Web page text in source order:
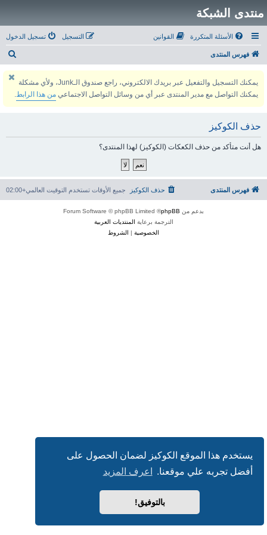
يستخدم هذا الموقع الكوكيز لضمان الحصول على
أفضل تجربه علي موقعنا.
اعرف المزيد
بالتوفيق!
منتدى الشبكة
الأسئلة المتكررة القوانين تسجيل الدخول التسجيل
فهرس المنتدى
يمكنك التسجيل والتفعيل عبر بريدك الالكتروني، راجع صندوق الـJunk، ولأي مشكلة
يمكنك التواصل مع مدير المنتدى عبر أي من وسائل التواصل الاجتماعي من هذا الرابط.
حذف الكوكيز
هل أنت متأكد من حذف الكعكات (الكوكيز) لهذا المنتدى؟
فهرس المنتدى جميع الأوقات تستخدم التوقيت العالمي+02:00 حذف الكوكيز
بدعم من phpBB
® Forum Software © phpBB Limited
الترجمة برعاية المنتديات العربية
الخصوصية | الشروط